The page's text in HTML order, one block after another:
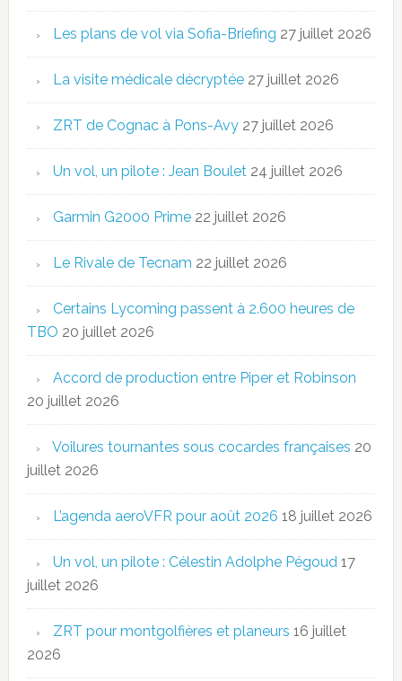
Les plans de vol via Sofia-Briefing 27 juillet 2026
La visite médicale décryptée 27 juillet 2026
ZRT de Cognac à Pons-Avy 27 juillet 2026
Un vol, un pilote : Jean Boulet 24 juillet 2026
Garmin G2000 Prime 22 juillet 2026
Le Rivale de Tecnam 22 juillet 2026
Certains Lycoming passent à 2.600 heures de
TBO 20 juillet 2026
Accord de production entre Piper et Robinson
20 juillet 2026
Voilures tournantes sous cocardes françaises 20
juillet 2026
L’agenda aeroVFR pour août 2026 18 juillet 2026
Un vol, un pilote : Célestin Adolphe Pégoud 17
juillet 2026
ZRT pour montgolfières et planeurs 16 juillet
2026